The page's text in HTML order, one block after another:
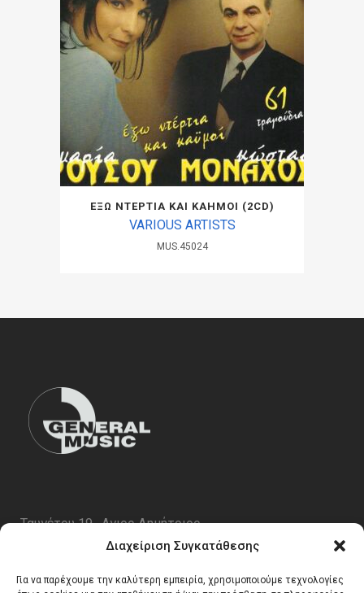
Διαχείριση Συγκατάθεσης
Για να παρέχουμε την καλύτερη εμπειρία, χρησιμοποιούμε τεχνολογίες
ΕΞΩ ΝΤΕΡΤΙΑ ΚΑΙ ΚΑΗΜΟΙ (2CD)
VARIOUS ARTISTS
MUS.45024
Ταυγέτου 19 , Αγιος Δημήτριος
email:info@generalmusic.gr